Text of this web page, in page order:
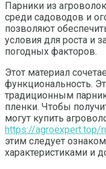
Парники из
среди садоводов и
позволяют
условия для роста и
погодных факторов.
Этот материал
функциональность.
традиционным
пленки. Чтобы
могут купить
https://agroexpert.top/
этим следует
характеристиками и